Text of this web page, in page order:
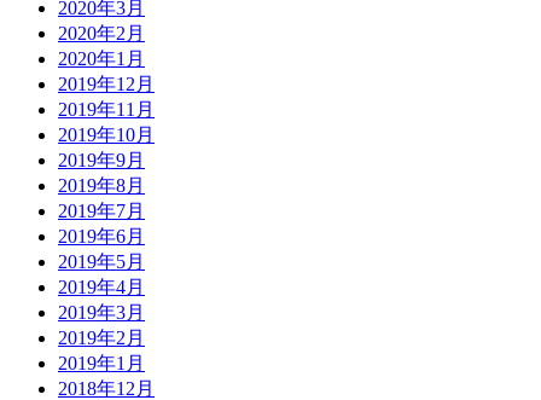
2020年3月
2020年2月
2020年1月
2019年12月
2019年11月
2019年10月
2019年9月
2019年8月
2019年7月
2019年6月
2019年5月
2019年4月
2019年3月
2019年2月
2019年1月
2018年12月